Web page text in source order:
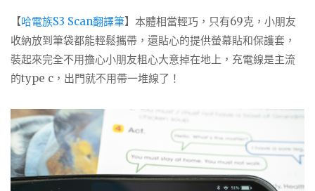
【哈電族S3 Scan翻譯筆】本體相當輕巧，只有69克，小朋友
收納放到筆袋都能輕鬆攜帶，還貼心的提供螢幕貼和保護套，
裝起來完全不用擔心小朋友粗心大意掉在地上，充電線是主流
的type c，出門就不用帶一堆線了！